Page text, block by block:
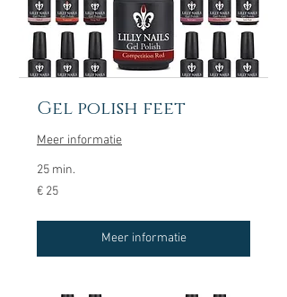
Gel polish feet
Meer informatie
25 min.
25
euro
€ 25
Meer informatie